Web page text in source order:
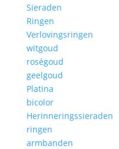
Sieraden
Ringen
Verlovingsringen
witgoud
roségoud
geelgoud
Platina
bicolor
Herinneringssieraden
ringen
armbanden